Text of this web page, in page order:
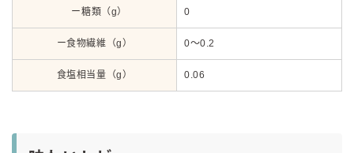
ー糖類（g） 0
ー食物繊維（g） 0～0.2
食塩相当量（g） 0.06